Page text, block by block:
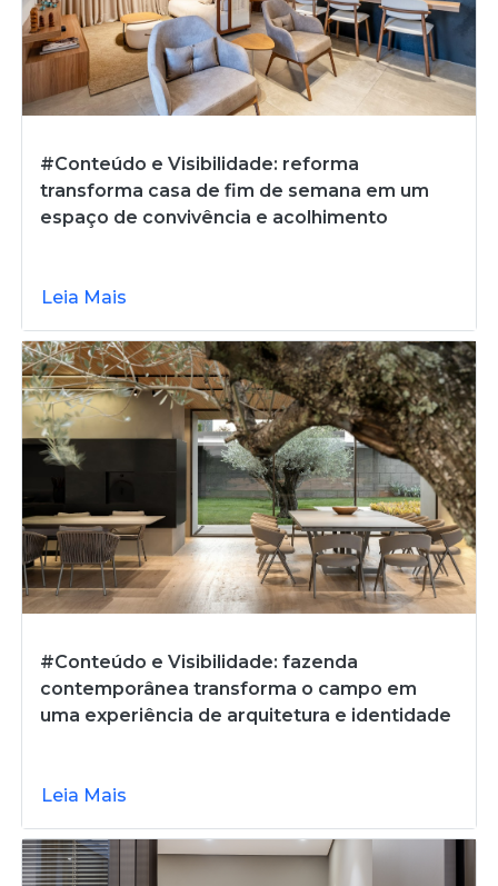
#Conteúdo e Visibilidade: reforma
transforma casa de fim de semana em um
espaço de convivência e acolhimento
Leia Mais
#Conteúdo e Visibilidade: fazenda
contemporânea transforma o campo em
uma experiência de arquitetura e identidade
Leia Mais